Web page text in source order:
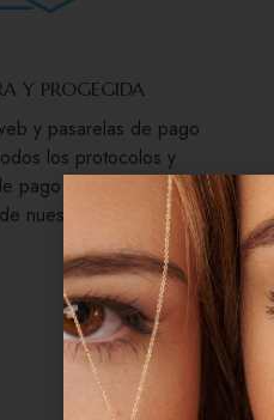
Y PROGEGIDA
y pasarelas de pago
los protocolos y
pago seguro para
nuestros clientes